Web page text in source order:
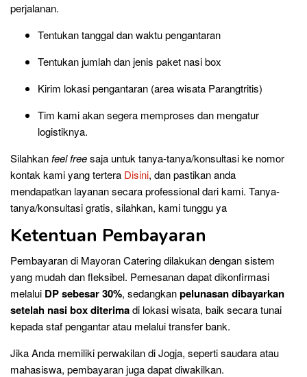
perjalanan.
Tentukan tanggal dan waktu pengantaran
Tentukan jumlah dan jenis paket nasi box
Kirim lokasi pengantaran (area wisata Parangtritis)
Tim kami akan segera memproses dan mengatur
logistiknya.
Silahkanfeel freesaja untuk tanya-tanya/konsultasi ke nomor
kontak kami yang tertera Disini, dan pastikan anda
mendapatkan layanan secara professional dari kami. Tanya-
tanya/konsultasi gratis, silahkan, kami tunggu ya
Ketentuan Pembayaran
Pembayaran di Mayoran Catering dilakukan dengan sistem
yang mudah dan fleksibel. Pemesanan dapat dikonfirmasi
melalui DP sebesar 30%, sedangkanpelunasan dibayarkan
setelah nasi box diterimadi lokasi wisata, baik secara tunai
kepada staf pengantar atau melalui transfer bank.
Jika Anda memiliki perwakilan di Jogja, seperti saudara atau
mahasiswa, pembayaran juga dapat diwakilkan.